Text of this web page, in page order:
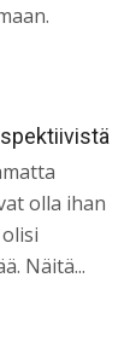
olla ihan
Näitä...